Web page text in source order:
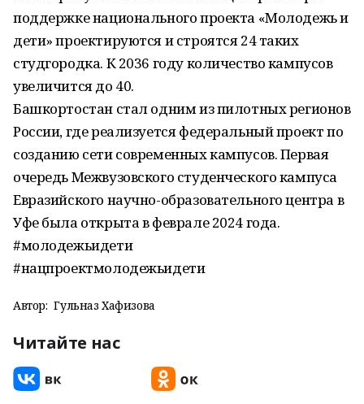
поддержке национального проекта «Молодежь и
дети» проектируются и строятся 24 таких
студгородка. К 2036 году количество кампусов
увеличится до 40.
Башкортостан стал одним из пилотных регионов
России, где реализуется федеральный проект по
созданию сети современных кампусов. Первая
очередь Межвузовского студенческого кампуса
Евразийского научно-образовательного центра в
Уфе была открыта в феврале 2024 года.
#молодежьидети
#нацпроектмолодежьидети
Автор: Гульназ Хафизова
Читайте нас